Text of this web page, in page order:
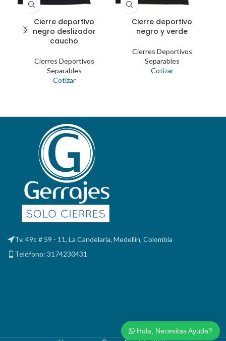
Cierre deportivo
negro deslizador
caucho
Cierres Deportivos
Separables
Cotizar
Cierre deportivo
negro y verde
Cierres Deportivos
Separables
Cotizar
Tv. 49c # 59 - 11, La Candelaria, Medellín, Colombia
Teléfono: 3174230431
Hola, Necesitas Ayuda?